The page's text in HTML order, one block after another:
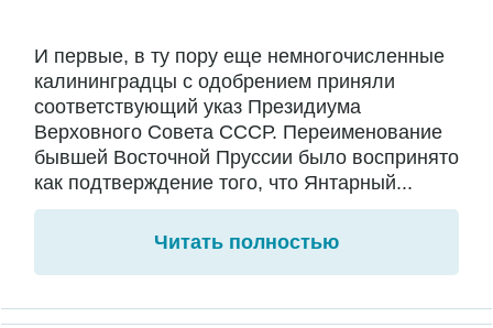
И первые, в ту пору еще немногочисленные
калининградцы с одобрением приняли
соответствующий указ Президиума
Верховного Совета СССР. Переименование
бывшей Восточной Пруссии было воспринято
как подтверждение того, что Янтарный...
Читать полностью